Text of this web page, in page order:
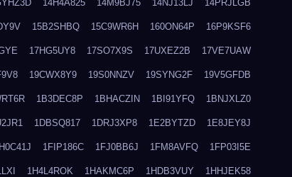
14H4A825 14M9BJ75 14NJ13LJ 14PRJLGB
15B2SHBQ 15C9WR6H 160ON64P 16P9KSF6
17HG5UY8 17SO7X9S 17UXEZ2B 17VE7UAW
19CWX8Y9 19S0NNZV 19SYNG2F 19V5GFDB
1B3DEC8P 1BHACZIN 1BI91YFQ 1BNJXLZ0
1DBSQ817 1DRJ3XP8 1E2BYTZD 1E8JEY8J
1FIP186C 1FJ0BB6J 1FM8AVFQ 1FP03I5E
1H4L4ROK 1HAKMC6P 1HDB3VUY 1HHJEK58